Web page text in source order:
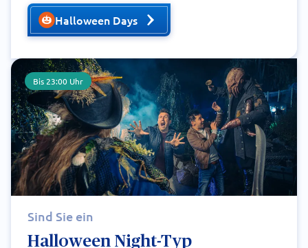
Halloween Days
Bis 23:00 Uhr
Sind Sie ein
Halloween Night-Typ